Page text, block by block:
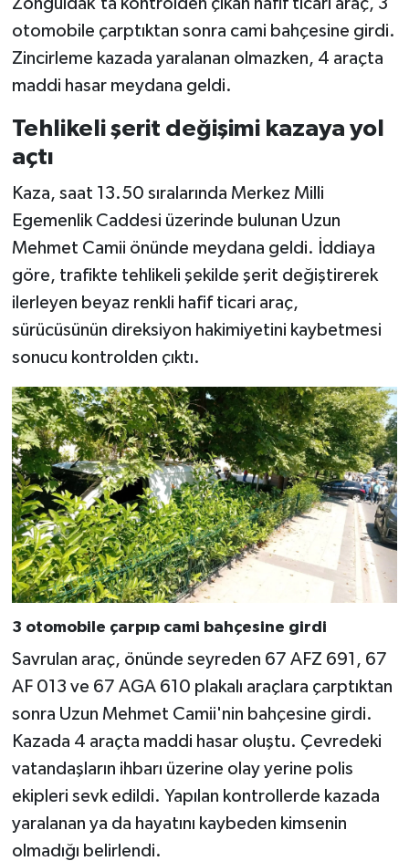
Zonguldak'ta kontrolden çıkan hafif ticari araç, 3
otomobile çarptıktan sonra cami bahçesine girdi.
Zincirleme kazada yaralanan olmazken, 4 araçta
maddi hasar meydana geldi.
Tehlikeli şerit değişimi kazaya yol
açtı
Kaza, saat 13.50 sıralarında Merkez Milli
Egemenlik Caddesi üzerinde bulunan Uzun
Mehmet Camii önünde meydana geldi. İddiaya
göre, trafikte tehlikeli şekilde şerit değiştirerek
ilerleyen beyaz renkli hafif ticari araç,
sürücüsünün direksiyon hakimiyetini kaybetmesi
sonucu kontrolden çıktı.
3 otomobile çarpıp cami bahçesine girdi
Savrulan araç, önünde seyreden 67 AFZ 691, 67
AF 013 ve 67 AGA 610 plakalı araçlara çarptıktan
sonra Uzun Mehmet Camii'nin bahçesine girdi.
Kazada 4 araçta maddi hasar oluştu. Çevredeki
vatandaşların ihbarı üzerine olay yerine polis
ekipleri sevk edildi. Yapılan kontrollerde kazada
yaralanan ya da hayatını kaybeden kimsenin
olmadığı belirlendi.